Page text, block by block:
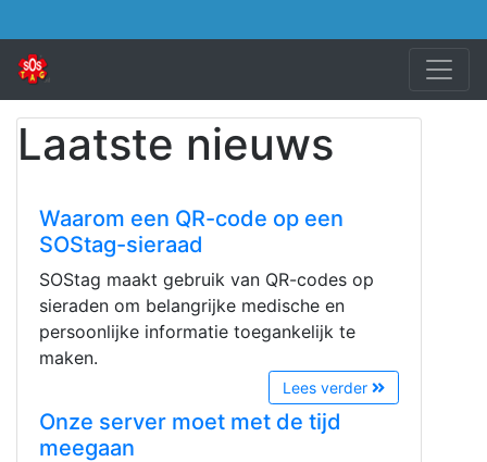
Laatste nieuws
Waarom een QR-code op een
SOStag-sieraad
SOStag maakt gebruik van QR-codes op
sieraden om belangrijke medische en
persoonlijke informatie toegankelijk te
maken.
Lees verder
Onze server moet met de tijd
meegaan